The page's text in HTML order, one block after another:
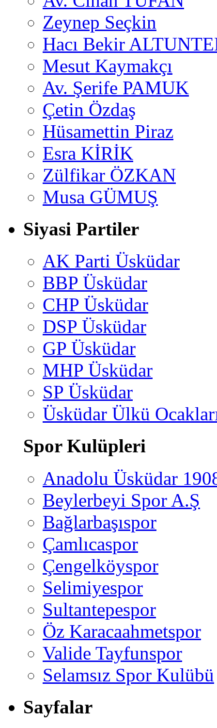
Zeynep Seçkin
Hacı Bekir
Mesut Kaymakçı
Av. Şerife PAMUK
Çetin Özdaş
Hüsamettin Piraz
Esra KİRİK
Zülfikar ÖZKAN
Musa GÜMUŞ
Siyasi Partiler
AK Parti Üsküdar
BBP Üsküdar
CHP Üsküdar
DSP Üsküdar
GP Üsküdar
MHP Üsküdar
SP Üsküdar
Üsküdar Ülkü
Spor Kulüpleri
Anadolu Üsküdar
Beylerbeyi Spor A.Ş
Bağlarbaşıspor
Çamlıcaspor
Çengelköyspor
Selimiyespor
Sultantepespor
Öz Karacaahmetspor
Valide Tayfunspor
Selamsız Spor Kulübü
Sayfalar